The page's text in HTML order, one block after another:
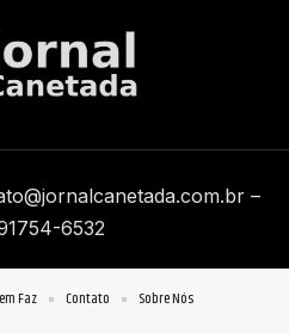
–
6532
Faz Contato Sobre Nós